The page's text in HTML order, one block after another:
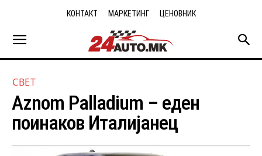
КОНТАКТ МАРКЕТИНГ ЦЕНОВНИК
СВЕТ
Aznom Palladium – еден
поинаков Италијанец